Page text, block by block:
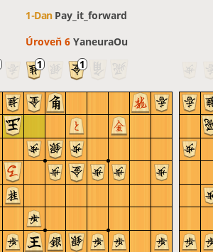
1-Dan Pay_it_forward
Úroveň 6 YaneuraOu